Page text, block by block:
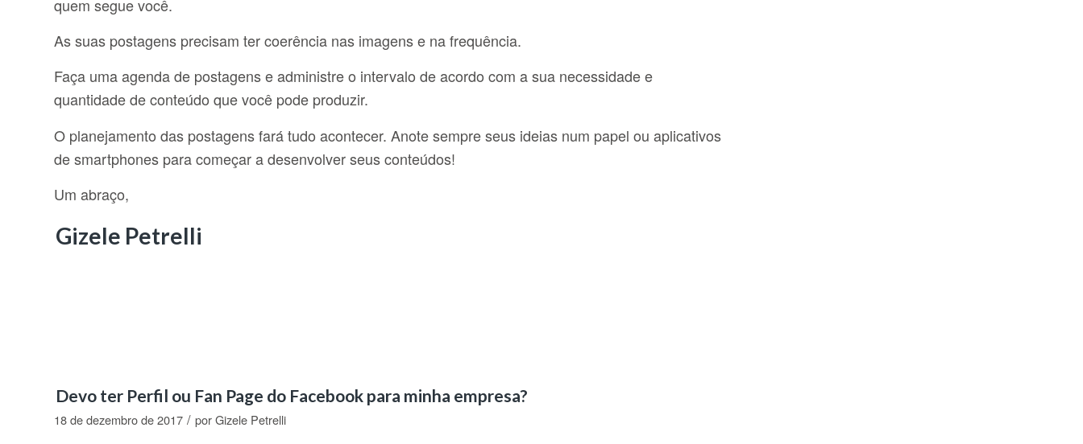
quem segue você.
As suas postagens precisam ter coerência nas imagens e na frequência.
Faça uma agenda de postagens e administre o intervalo de acordo com a sua necessidade e
quantidade de conteúdo que você pode produzir.
O planejamento das postagens fará tudo acontecer. Anote sempre seus ideias num papel ou aplicativos
de smartphones para começar a desenvolver seus conteúdos!
Um abraço,
Gizele Petrelli
Devo ter Perfil ou Fan Page do Facebook para minha empresa?
18 de dezembro de 2017 / porGizele Petrelli